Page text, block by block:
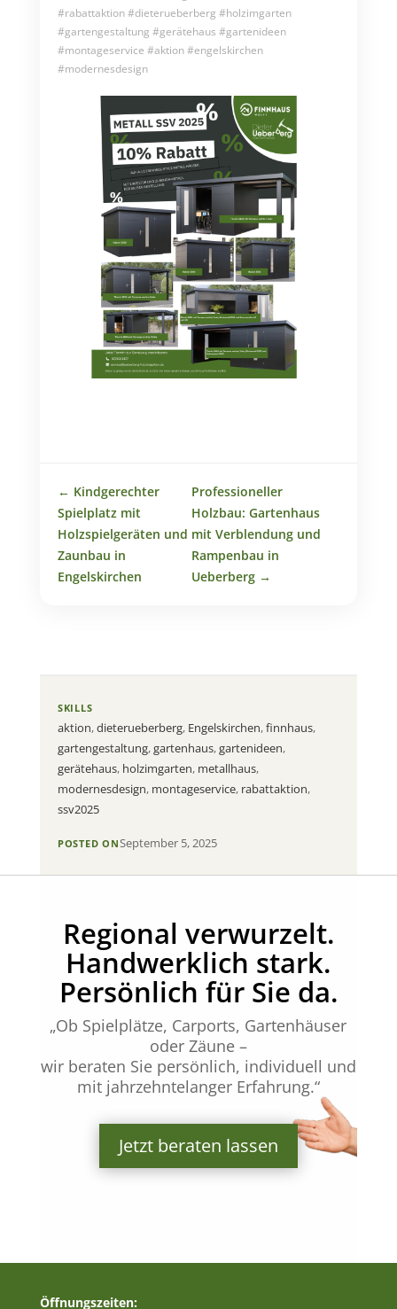
#rabattaktion #dieterueberberg #holzimgarten
#gartengestaltung #gerätehaus #gartenideen
#montageservice #aktion #engelskirchen
#modernesdesign
← Kindgerechter
Spielplatz mit
Holzspielgeräten und
Zaunbau in
Engelskirchen
Professioneller
Holzbau: Gartenhaus
mit Verblendung und
Rampenbau in
Ueberberg →
SKILLS
aktion,dieterueberberg, Engelskirchen,finnhaus,
gartengestaltung,gartenhaus,gartenideen,
gerätehaus, holzimgarten, metallhaus,
modernesdesign, montageservice, rabattaktion,
ssv2025
POSTED ONSeptember 5, 2025
Regional verwurzelt.
Handwerklich stark.
Persönlich für Sie da.
„Ob Spielplätze, Carports, Gartenhäuser
oder Zäune –
wir beraten Sie persönlich, individuell und
mit jahrzehntelanger Erfahrung.“
Jetzt beraten lassen
Öffnungszeiten: